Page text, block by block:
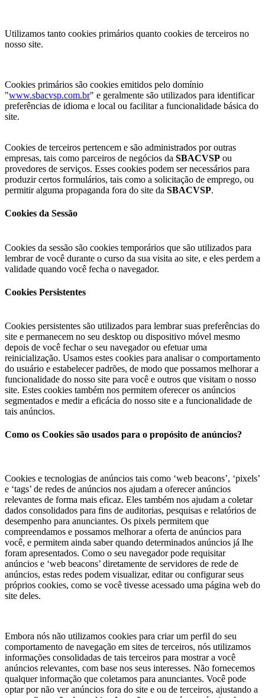
Utilizamos tanto cookies primários quanto cookies de terceiros no
nosso site.
Cookies primários são cookies emitidos pelo domínio
"www.sbacvsp.com.br" e geralmente são utilizados para identificar
preferências de idioma e local ou facilitar a funcionalidade básica do
site.
Cookies de terceiros pertencem e são administrados por outras
empresas, tais como parceiros de negócios da SBACVSP ou
provedores de serviços. Esses cookies podem ser necessários para
produzir certos formulários, tais como a solicitação de emprego, ou
permitir alguma propaganda fora do site da SBACVSP.
Cookies da Sessão
Cookies da sessão são cookies temporários que são utilizados para
lembrar de você durante o curso da sua visita ao site, e eles perdem a
validade quando você fecha o navegador.
Cookies Persistentes
Cookies persistentes são utilizados para lembrar suas preferências do
site e permanecem no seu desktop ou dispositivo móvel mesmo
depois de você fechar o seu navegador ou efetuar uma
reinicialização. Usamos estes cookies para analisar o comportamento
do usuário e estabelecer padrões, de modo que possamos melhorar a
funcionalidade do nosso site para você e outros que visitam o nosso
site. Estes cookies também nos permitem oferecer os anúncios
segmentados e medir a eficácia do nosso site e a funcionalidade de
tais anúncios.
Como os Cookies são usados para o propósito de anúncios?
Cookies e tecnologias de anúncios tais como ‘web beacons’, ‘pixels’
e ‘tags’ de redes de anúncios nos ajudam a oferecer anúncios
relevantes de forma mais eficaz. Eles também nos ajudam a coletar
dados consolidados para fins de auditorias, pesquisas e relatórios de
desempenho para anunciantes. Os pixels permitem que
compreendamos e possamos melhorar a oferta de anúncios para
você, e permitem ainda saber quando determinados anúncios já lhe
foram apresentados. Como o seu navegador pode requisitar
anúncios e ‘web beacons’ diretamente de servidores de rede de
anúncios, estas redes podem visualizar, editar ou configurar seus
próprios cookies, como se você tivesse acessado uma página web do
site deles.
Embora nós não utilizamos cookies para criar um perfil do seu
comportamento de navegação em sites de terceiros, nós utilizamos
informações consolidadas de tais terceiros para mostrar a você
anúncios relevantes, com base nos seus interesses. Não fornecemos
qualquer informação que coletamos para anunciantes. Você pode
optar por não ver anúncios fora do site e ou de terceiros, ajustando a